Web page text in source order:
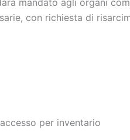
mandato agli organi
con richiesta di
per inventario